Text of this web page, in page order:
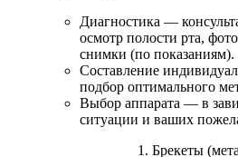
Диагностика —
осмотр полости рта,
снимки (по показаниям).
Составление
подбор оптимального
Выбор аппарата — в
ситуации и ваших
Брекеты